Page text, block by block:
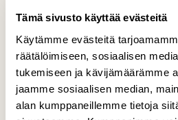
Tämä sivusto käyttää evästeitä
Käytämme evästeitä
räätälöimiseen, sosiaalisen
tukemiseen ja kävijämäärämme
jaamme sosiaalisen median,
alan kumppaneillemme tietoja
Näin horsmakiitäjän